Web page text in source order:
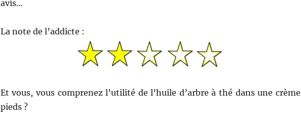
avis…
La note de l’addicte :
Et vous, vous comprenez l’utilité de l’huile d’arbre à thé dans une crème
pieds ?